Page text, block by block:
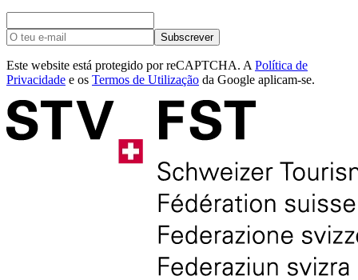
Subscrever
Este website está protegido por reCAPTCHA. A Política de
Privacidade e os Termos de Utilização da Google aplicam-se.